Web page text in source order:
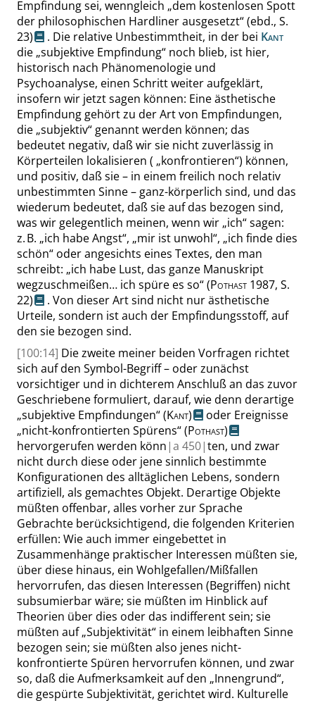
Empfindung sei, wenngleich „dem kostenlosen Spott
der philosophischen Hardliner ausgesetzt“(ebd., S.
23) . Die relative Unbestimmtheit, in der bei Kant
die „subjektive Empfindung“ noch blieb, ist hier,
historisch nach Phänomenologie und
Psychoanalyse, einen Schritt weiter aufgeklärt,
insofern wir jetzt sagen können: Eine ästhetische
Empfindung gehört zu der Art von Empfindungen,
die „subjektiv“ genannt werden können; das
bedeutet negativ, daß wir sie nicht zuverlässig in
Körperteilen lokalisieren ( „konfrontieren“) können,
und positiv, daß sie – in einem freilich noch relativ
unbestimmten Sinne – ganz-körperlich sind, und das
wiederum bedeutet, daß sie auf das bezogen sind,
was wir gelegentlich meinen, wenn wir „ich“sagen:
z. B. „ich habe Angst“, „mir ist unwohl“, „ich finde dies
schön“ oder angesichts eines Textes, den man
schreibt: „ich habe Lust, das ganze Manuskript
wegzuschmeißen… ich spüre es so“(Pothast 1987, S.
22)
. Von dieser Art sind nicht nur ästhetische
Urteile, sondern ist auch der Empfindungsstoff, auf
den sie bezogen sind.
[100:14] Die zweite meiner beiden Vorfragen richtet
sich auf den Symbol-Begriff – oder zunächst
vorsichtiger und in dichterem Anschluß an das zuvor
Geschriebene formuliert, darauf, wie denn derartige
„subjektive Empfindungen“(Kant)
oder Ereignisse
„nicht-konfrontierten Spürens“(Pothast)
hervorgerufen werden könn |a 450|ten, und zwar
nicht durch diese oder jene sinnlich bestimmte
Konfigurationen des alltäglichen Lebens, sondern
artifiziell, als gemachtes Objekt. Derartige Objekte
müßten offenbar, alles vorher zur Sprache
Gebrachte berücksichtigend, die folgenden Kriterien
erfüllen: Wie auch immer eingebettet in
Zusammenhänge praktischer Interessen müßten sie,
über diese hinaus, ein Wohlgefallen/Mißfallen
hervorrufen, das diesen Interessen (Begriffen) nicht
subsumierbar wäre; sie müßten im Hinblick auf
Theorien über dies oder das indifferent sein; sie
müßten auf„Subjektivität“ in einem leibhaften Sinne
bezogen sein; sie müßten also jenes nicht-
konfrontierte Spüren hervorrufen können, und zwar
so, daß die Aufmerksamkeit auf den „Innengrund“,
die gespürte Subjektivität, gerichtet wird. Kulturelle